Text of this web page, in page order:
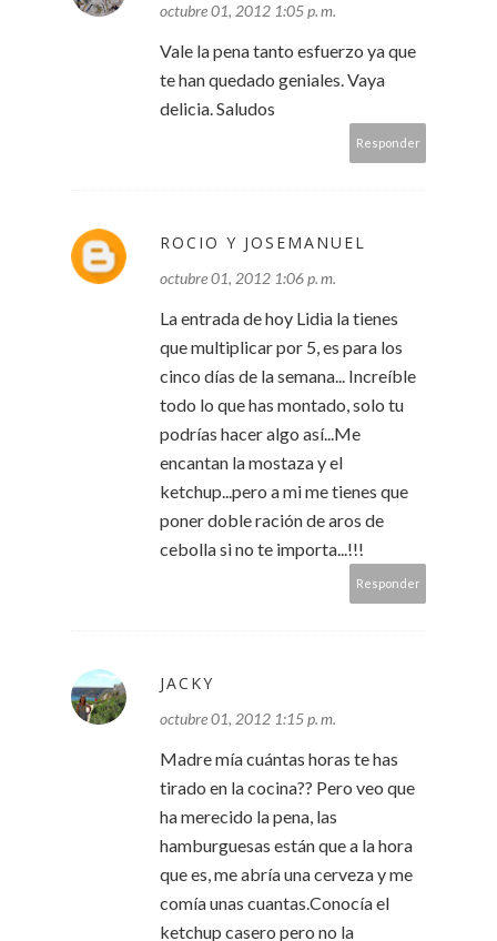
octubre 01, 2012 1:05 p. m.
Vale la pena tanto esfuerzo ya que
te han quedado geniales. Vaya
delicia. Saludos
Responder
ROCIO Y JOSEMANUEL
octubre 01, 2012 1:06 p. m.
La entrada de hoy Lidia la tienes
que multiplicar por 5, es para los
cinco días de la semana... Increíble
todo lo que has montado, solo tu
podrías hacer algo así...Me
encantan la mostaza y el
ketchup...pero a mi me tienes que
poner doble ración de aros de
cebolla si no te importa...!!!
Responder
JACKY
octubre 01, 2012 1:15 p. m.
Madre mía cuántas horas te has
tirado en la cocina?? Pero veo que
ha merecido la pena, las
hamburguesas están que a la hora
que es, me abría una cerveza y me
comía unas cuantas.Conocía el
ketchup casero pero no la